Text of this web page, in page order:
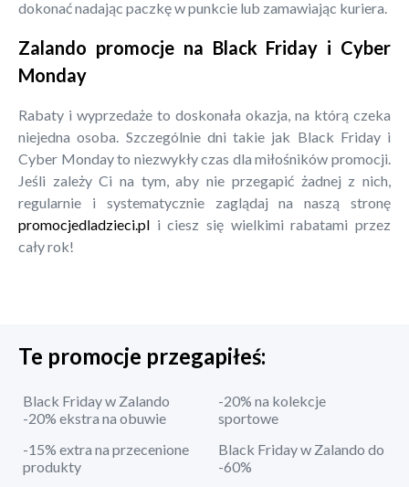
dokonać nadając paczkę w punkcie lub zamawiając kuriera.
Zalando promocje na Black Friday i Cyber
Monday
Rabaty i wyprzedaże to doskonała okazja, na którą czeka
niejedna osoba. Szczególnie dni takie jak Black Friday i
Cyber Monday to niezwykły czas dla miłośników promocji.
Jeśli zależy Ci na tym, aby nie przegapić żadnej z nich,
regularnie i systematycznie zaglądaj na naszą stronę
promocjedladzieci.pl i ciesz się wielkimi rabatami przez
cały rok!
Te promocje przegapiłeś:
Black Friday w Zalando
-20% ekstra na obuwie
-20% na kolekcje
sportowe
-15% extra na przecenione
produkty
Black Friday w Zalando do
-60%